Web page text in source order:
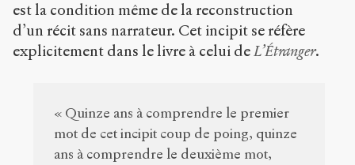
est la condition même de la reconstruction
d’un récit sans narrateur. Cet incipit se réfère
explicitement dans le livre à celui deL’Étranger.
« Quinze ans à comprendre le premier
mot de cet incipit coup de poing, quinze
ans à comprendre le deuxième mot,